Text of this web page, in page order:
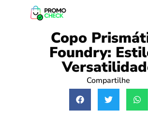
Copo
Foundry:
Compartilhe